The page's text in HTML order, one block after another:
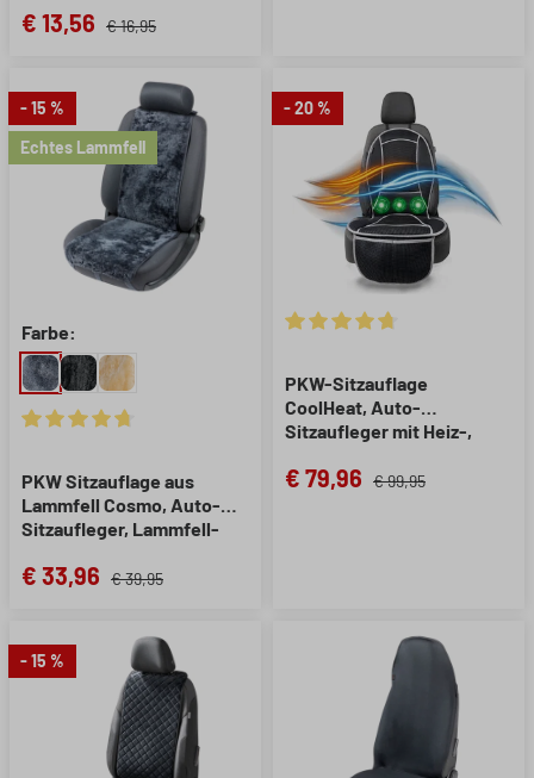
anthrazit, 1 Stück
€ 13,56 € 16,95
- 15 %
Echtes Lammfell
Farbe:
Durchschnittliche Bewertung von 4.72 von 5 Sternen
PKW Sitzauflage aus
Lammfell Cosmo, Auto-
Sitzaufleger, Lammfell-
Stück
€ 33,96 € 39,95
- 20 %
PKW-Sitzauflage
CoolHeat, Auto-
Sitzaufleger mit Heiz-,
Massagefunktion schwarz,
€ 79,96 € 99,95
- 15 %